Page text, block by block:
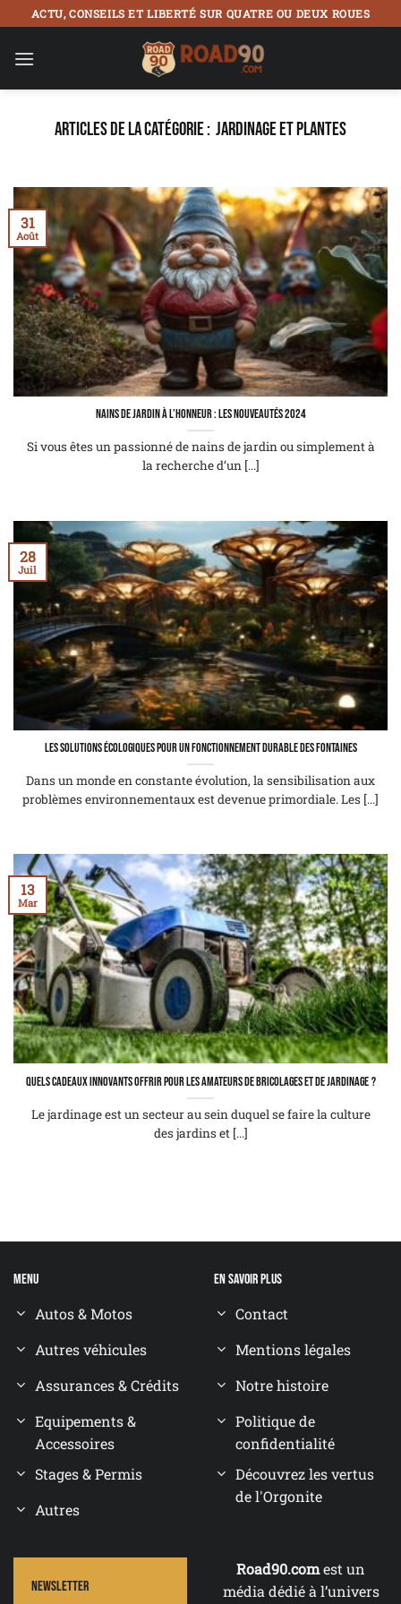
Passer
au
contenu
ACTU, CONSEILS ET LIBERTÉ SUR QUATRE OU DEUX ROUES
JARDINAGE ET PLANTES
Nains de jardin à l’honneur : les nouveautés 2024
Si vous êtes un passionné de nains de jardin ou simplement à
la recherche d’un [...]
31
Août
Les solutions écologiques pour un fonctionnement durable des fontaines
Dans un monde en constante évolution, la sensibilisation aux
problèmes environnementaux est devenue primordiale. Les [...]
28
Juil
Quels cadeaux innovants offrir pour les amateurs de bricolages et de jardinage ?
Le jardinage est un secteur au sein duquel se faire la culture
des jardins et [...]
13
Mar
Menu
Autos & Motos
Autres véhicules
Assurances & Crédits
Equipements &
Accessoires
Stages & Permis
Autres
En savoir plus
Contact
Mentions légales
Notre histoire
Politique de
confidentialité
Découvrez les vertus
de l'Orgonite
Newsletter
Road90.comest un
média dédié à l’univers